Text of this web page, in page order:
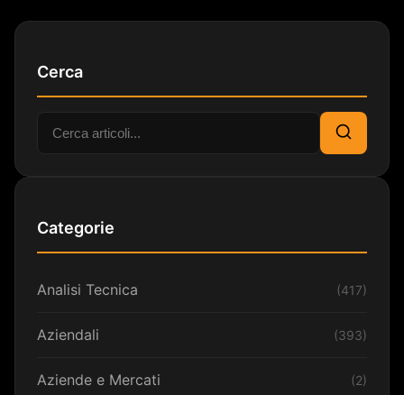
Cerca
Cerca:
Cerca
Categorie
Analisi Tecnica (417)
Aziendali (393)
Aziende e Mercati (2)